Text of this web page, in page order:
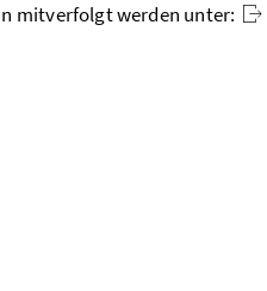
mitverfolgt werden unter: